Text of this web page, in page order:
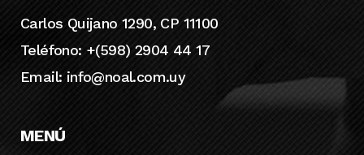
Carlos Quijano 1290, CP 11100
Teléfono: +(598) 2904 44 17
Email: info@noal.com.uy
MENÚ